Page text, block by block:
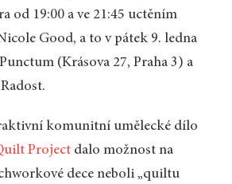
od 19:00 a ve 21:45 uctěním
Good, a to v pátek 9. ledna
(Krásova 27, Praha 3) a
komunitní umělecké dílo
Projectdalo možnost na
dece neboli „quiltu